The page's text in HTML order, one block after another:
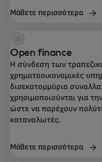
Μάθετε περισσότερα
Open finance
Η σύνδεση των
χρηματοοικονομικές
δισεκατομμύρια
χρησιμοποιούνται για
ώστε να παρέχουν
καταναλωτές.
Μάθετε περισσότερα